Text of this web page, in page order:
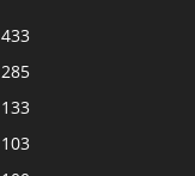
433
285
133
103